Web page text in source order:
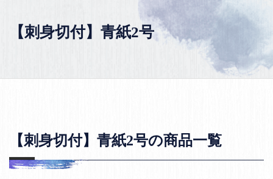
【刺身切付】青紙2号
【刺身切付】青紙2号の商品一覧